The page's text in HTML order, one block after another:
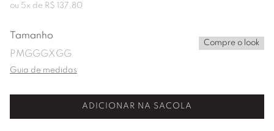
ou 5x de R$ 137 ,80
Tamanho
PMGGGXGG
Compre o look
Guia de medidas
ADICIONAR NA SACOLA